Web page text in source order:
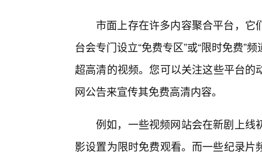
市面上存在许多内容聚合平台，
台会专门设立“免费专区”或“限时免费”
超高清的视频。您可以关注这些平台
网公告来宣传其免费高清内容。
例如，一些视频网站会在新剧上线
影设置为限时免费观看。而一些纪录